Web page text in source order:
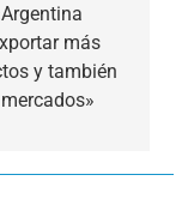
más
y también